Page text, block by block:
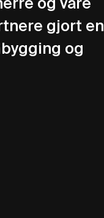
og våre
gjort en
og